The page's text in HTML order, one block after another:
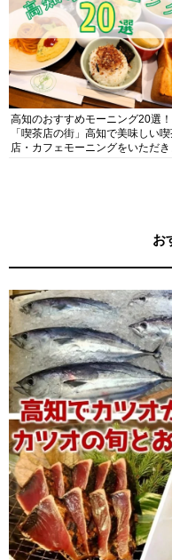
高知のおすすめモーニング20選！
「喫茶店の街」高知で美味しい
店・カフェモーニングをいただき
お